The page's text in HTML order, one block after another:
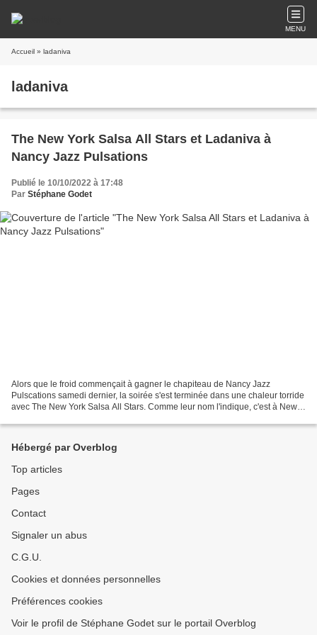
MENU
Accueil » ladaniva
ladaniva
The New York Salsa All Stars et Ladaniva à
Nancy Jazz Pulsations
Publié le 10/10/2022 à 17:48
Par Stéphane Godet
Alors que le froid commençait à gagner le chapiteau de Nancy Jazz
Pulscations samedi dernier, la soirée s'est terminée dans une chaleur torride
avec The New York Salsa All Stars. Comme leur nom l'indique, c'est à New
Hébergé par Overblog
Top articles
Pages
Contact
Signaler un abus
C.G.U.
Cookies et données personnelles
Préférences cookies
Voir le profil de Stéphane Godet sur le portail Overblog